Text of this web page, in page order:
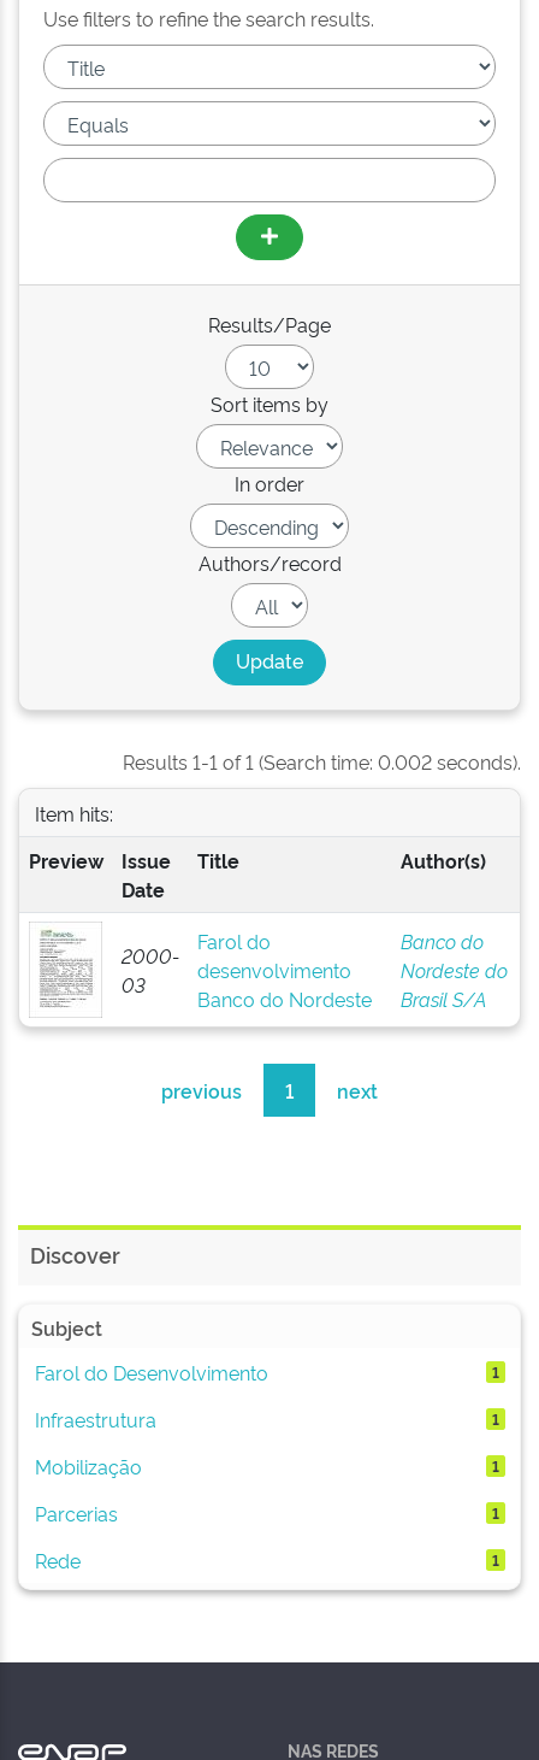
Use filters to refine the search results.
Results/Page
Sort items by
In order
Authors/record
Results 1-1 of 1 (Search time: 0.002 seconds).
Item hits:
Preview
Issue
Date
Title Author(s)
2000-
03
Farol do
desenvolvimento
Banco do Nordeste
Banco do
Nordeste do
Brasil S/A
previous 1 next
Discover
Subject
Farol do Desenvolvimento
1
Infraestrutura 1
Mobilização 1
Parcerias 1
Rede 1
NAS REDES